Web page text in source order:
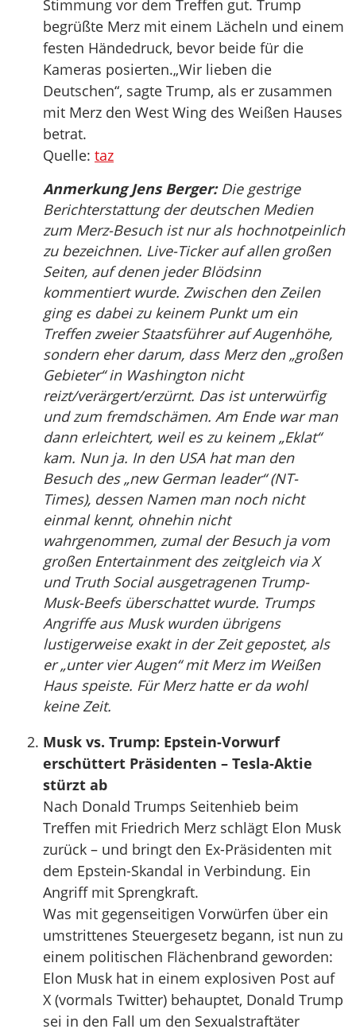
Stimmung vor dem Treffen gut. Trump
begrüßte Merz mit einem Lächeln und einem
festen Händedruck, bevor beide für die
Kameras posierten.„Wir lieben die
Deutschen“, sagte Trump, als er zusammen
mit Merz den West Wing des Weißen Hauses
betrat.
Quelle: taz
Anmerkung Jens Berger:Die gestrige
Berichterstattung der deutschen Medien
zum Merz-Besuch ist nur als hochnotpeinlich
zu bezeichnen. Live-Ticker auf allen großen
Seiten, auf denen jeder Blödsinn
kommentiert wurde. Zwischen den Zeilen
ging es dabei zu keinem Punkt um ein
Treffen zweier Staatsführer auf Augenhöhe,
sondern eher darum, dass Merz den „großen
Gebieter“ in Washington nicht
reizt/verärgert/erzürnt. Das ist unterwürfig
und zum fremdschämen. Am Ende war man
dann erleichtert, weil es zu keinem „Eklat“
kam. Nun ja. In den USA hat man den
Besuch des „new German leader“ (NT-
Times), dessen Namen man noch nicht
einmal kennt, ohnehin nicht
wahrgenommen, zumal der Besuch ja vom
großen Entertainment des zeitgleich via X
und Truth Social ausgetragenen Trump-
Musk-Beefs überschattet wurde. Trumps
Angriffe aus Musk wurden übrigens
lustigerweise exakt in der Zeit gepostet, als
er „unter vier Augen“ mit Merz im Weißen
Haus speiste. Für Merz hatte er da wohl
keine Zeit.
Musk vs. Trump: Epstein-Vorwurf
erschüttert Präsidenten – Tesla-Aktie
stürzt ab
Nach Donald Trumps Seitenhieb beim
Treffen mit Friedrich Merz schlägt Elon Musk
zurück – und bringt den Ex-Präsidenten mit
dem Epstein-Skandal in Verbindung. Ein
Angriff mit Sprengkraft.
Was mit gegenseitigen Vorwürfen über ein
umstrittenes Steuergesetz begann, ist nun zu
einem politischen Flächenbrand geworden:
Elon Musk hat in einem explosiven Post auf
X (vormals Twitter) behauptet, Donald Trump
sei in den Fall um den Sexualstraftäter